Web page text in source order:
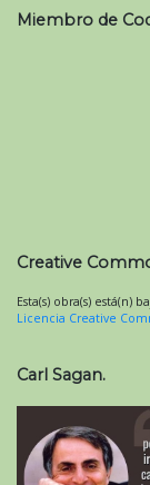
Miembro de
Creative
Esta(s) obra(s) está(n)
Licencia Creative
Carl Sagan.